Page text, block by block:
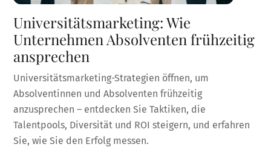
Universitätsmarketing: Wie
Unternehmen Absolventen frühzeitig
ansprechen
Universitätsmarketing-Strategien öffnen, um
Absolventinnen und Absolventen frühzeitig
anzusprechen – entdecken Sie Taktiken, die
Talentpools, Diversität und ROI steigern, und erfahren
Sie, wie Sie den Erfolg messen.